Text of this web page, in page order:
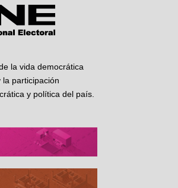
la vida democrática
participación
y política del país.